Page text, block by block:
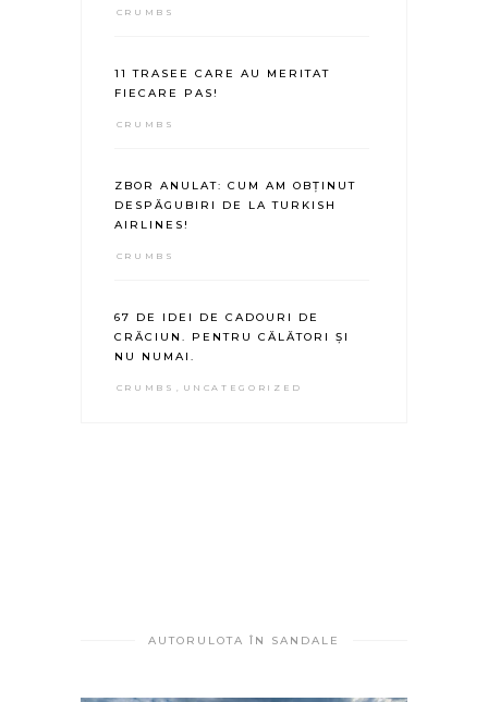
CRUMBS
11 TRASEE CARE AU MERITAT
FIECARE PAS!
CRUMBS
ZBOR ANULAT: CUM AM OBȚINUT
DESPĂGUBIRI DE LA TURKISH
AIRLINES!
CRUMBS
67 DE IDEI DE CADOURI DE
CRĂCIUN. PENTRU CĂLĂTORI ȘI
NU NUMAI.
CRUMBS UNCATEGORIZED
AUTORULOTA ÎN SANDALE